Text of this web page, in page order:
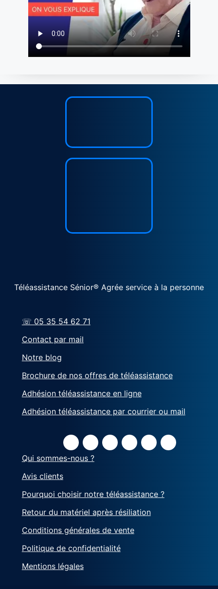
Téléassistance Sénior® Agrée service à la personne
☏ 05 35 54 62 71
Contact par mail
Notre blog
Brochure de nos offres de téléassistance
Adhésion téléassistance en ligne
Adhésion téléassistance par courrier ou mail
Qui sommes-nous ?
Avis clients
Pourquoi choisir notre téléassistance ?
Retour du matériel après résiliation
Conditions générales de vente
Politique de confidentialité
Mentions légales